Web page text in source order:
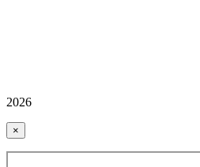
2026
×